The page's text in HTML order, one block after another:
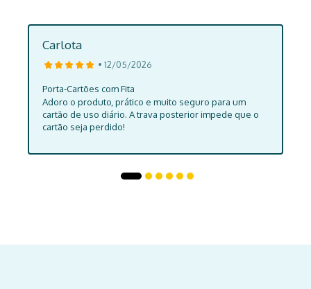
Carlota
• 12/05/2026
Porta-Cartões com Fita
Adoro o produto, prático e muito seguro para um
cartão de uso diário. A trava posterior impede que o
cartão seja perdido!